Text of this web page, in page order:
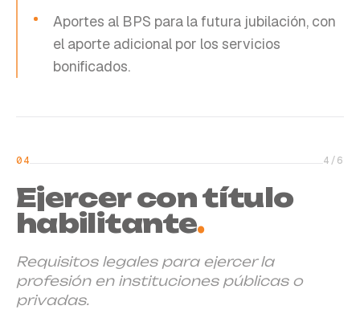
Aportes al BPS para la futura jubilación, con
el aporte adicional por los servicios
bonificados.
04 4 /6
Ejercer con título
habilitante.
Requisitos legales para ejercer la
profesión en instituciones públicas o
privadas.